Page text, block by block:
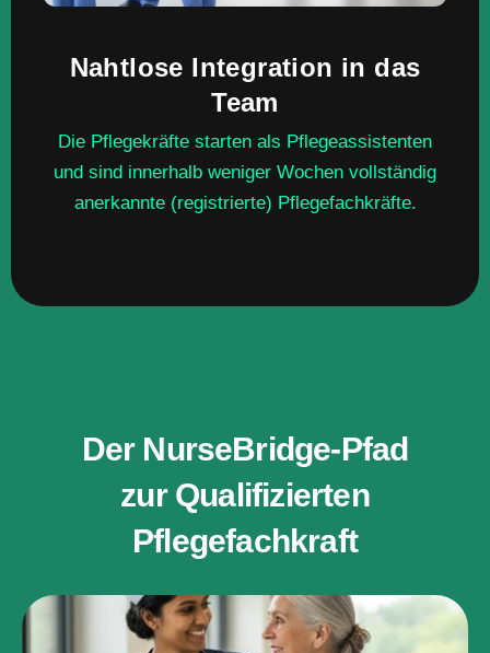
Nahtlose Integration in das
Team
Die Pflegekräfte starten als Pflegeassistenten
und sind innerhalb weniger Wochen vollständig
anerkannte (registrierte) Pflegefachkräfte.
Der NurseBridge-Pfad
zur Qualifizierten
Pflegefachkraft